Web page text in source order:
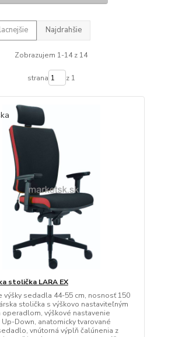
Najdrahšie
Zobrazujem 1-14 z 14
strana z 1
stolička LARA EX
výšky sedadla 44-55 cm, nosnosť 150
stolička s výškovo nastaviteľným
operadlom, výškové nastavenie
Down, anatomicky tvarované
vnútorná výplň čalúnenia z